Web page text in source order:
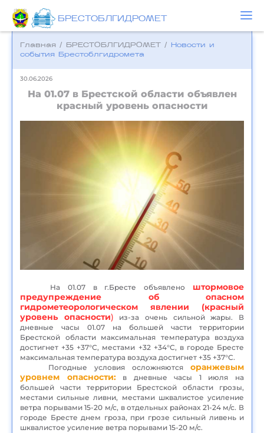
БРЕСТОБЛГИДРОМЕТ
Главная / БРЕСТОБЛГИДРОМЕТ /
Новости и
события Брестоблгидромета
30.06.2026
На 01.07 в Брестской области объявлен
красный уровень опасности
На 01.07 в г.Бресте объявлено штормовое
предупреждение об опасном
гидрометеорологическом явлении (красный
уровень опасности) из-за очень сильной жары. В
дневные часы 01.07 на большей части территории
Брестской области максимальная температура воздуха
достигнет +35 +37°С, местами +32 +34°С, в городе Бресте
максимальная температура воздуха достигнет +35 +37°С.
Погодные условия осложняются оранжевым
уровнем опасности:в дневные часы 1 июля на
большей части территории Брестской области грозы,
местами сильные ливни, местами шквалистое усиление
ветра порывами 15-20 м/с, в отдельных районах 21-24 м/с. В
городе Бресте днем гроза, при грозе сильный ливень и
шквалистое усиление ветра порывами 15-20 м/с.